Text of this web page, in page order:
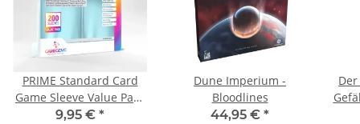
PRIME Standard Card
Game Sleeve Value Pack
200 (Einzelpack)
9,95 € *
Dune Imperium -
Bloodlines
44,95 € *